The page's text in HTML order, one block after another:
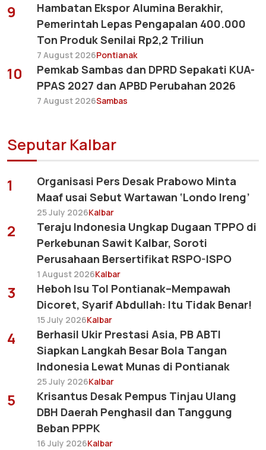
9
Hambatan Ekspor Alumina Berakhir,
Pemerintah Lepas Pengapalan 400.000
Ton Produk Senilai Rp2,2 Triliun
7 August 2026Pontianak
10
Pemkab Sambas dan DPRD Sepakati KUA-
PPAS 2027 dan APBD Perubahan 2026
7 August 2026Sambas
Seputar Kalbar
1
Organisasi Pers Desak Prabowo Minta
Maaf usai Sebut Wartawan ‘Londo Ireng’
25 July 2026Kalbar
2
Teraju Indonesia Ungkap Dugaan TPPO di
Perkebunan Sawit Kalbar, Soroti
Perusahaan Bersertifikat RSPO-ISPO
1 August 2026Kalbar
3
Heboh Isu Tol Pontianak–Mempawah
Dicoret, Syarif Abdullah: Itu Tidak Benar!
15 July 2026Kalbar
4
Berhasil Ukir Prestasi Asia, PB ABTI
Siapkan Langkah Besar Bola Tangan
Indonesia Lewat Munas di Pontianak
25 July 2026Kalbar
5
Krisantus Desak Pempus Tinjau Ulang
DBH Daerah Penghasil dan Tanggung
Beban PPPK
16 July 2026Kalbar